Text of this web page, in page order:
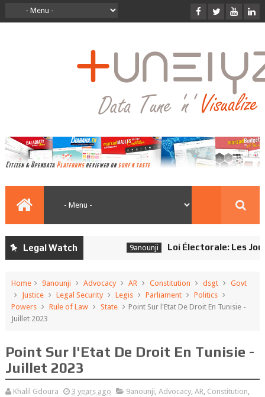
Legal Watch 9anounji Loi Électorale: Les
Home 9anounji Advocacy AR Constitution dsgt
Govt
Justice
Legal Security Legis Parliament
Politics
Powers
Rule of Law State
Point Sur l'Etat De Droit En Tunisie -
Juillet 2023
Point Sur l'Etat De Droit En Tunisie -
Juillet 2023
Khalil Gdoura 3 years ago 9anounji, Advocacy, AR, Constitution,